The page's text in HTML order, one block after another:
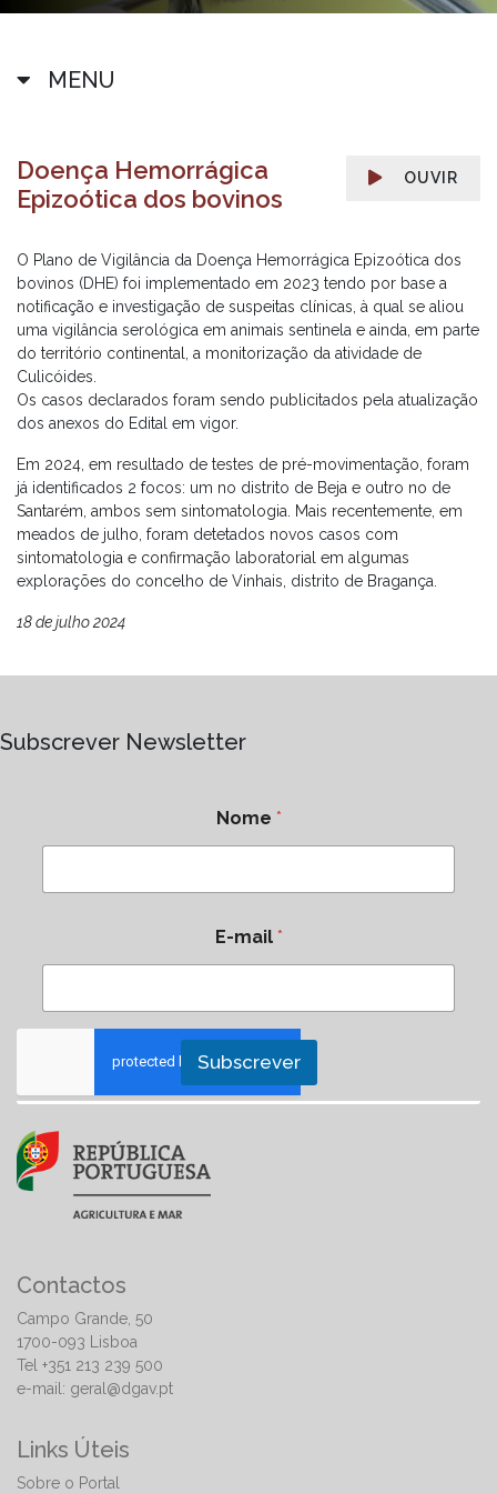
MENU
OUVIR
Doença Hemorrágica
Epizoótica dos bovinos
O Plano de Vigilância da Doença Hemorrágica Epizoótica dos
bovinos (DHE) foi implementado em 2023 tendo por base a
notificação e investigação de suspeitas clínicas, à qual se aliou
uma vigilância serológica em animais sentinela e ainda, em parte
do território continental, a monitorização da atividade de
Culicóides.
Os casos declarados foram sendo publicitados pela atualização
dos anexos do Edital em vigor.
Em 2024, em resultado de testes de pré-movimentação, foram
já identificados 2 focos: um no distrito de Beja e outro no de
Santarém, ambos sem sintomatologia. Mais recentemente, em
meados de julho, foram detetados novos casos com
sintomatologia e confirmação laboratorial em algumas
explorações do concelho de Vinhais, distrito de Bragança.
18 de julho 2024
Subscrever Newsletter
Nome *
E-mail *
Subscrever
Contactos
Campo Grande, 50
1700-093 Lisboa
Tel +351 213 239 500
e-mail: geral@dgav.pt
Links Úteis
Sobre o Portal